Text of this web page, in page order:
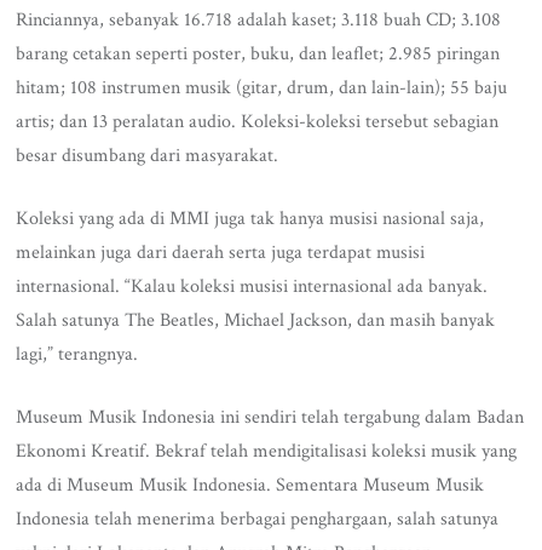
Rinciannya, sebanyak 16.718 adalah kaset; 3.118 buah CD; 3.108
barang cetakan seperti poster, buku, dan leaflet; 2.985 piringan
hitam; 108 instrumen musik (gitar, drum, dan lain-lain); 55 baju
artis; dan 13 peralatan audio. Koleksi-koleksi tersebut sebagian
besar disumbang dari masyarakat.
Koleksi yang ada di MMI juga tak hanya musisi nasional saja,
melainkan juga dari daerah serta juga terdapat musisi
internasional. “Kalau koleksi musisi internasional ada banyak.
Salah satunya The Beatles, Michael Jackson, dan masih banyak
lagi,” terangnya.
Museum Musik Indonesia ini sendiri telah tergabung dalam Badan
Ekonomi Kreatif. Bekraf telah mendigitalisasi koleksi musik yang
ada di Museum Musik Indonesia. Sementara Museum Musik
Indonesia telah menerima berbagai penghargaan, salah satunya